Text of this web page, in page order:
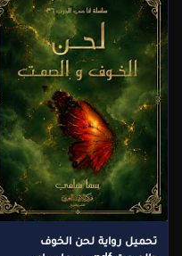
تحميل رواية لحن الخوف